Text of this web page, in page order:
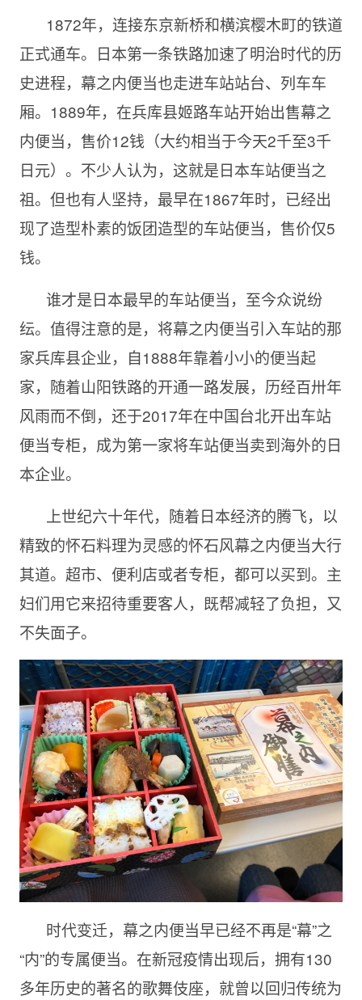
1872年，连接东京新桥和横滨樱木町的铁道
正式通车。日本第一条铁路加速了明治时代的历
史进程，幕之内便当也走进车站站台、列车车
厢。1889年，在兵库县姬路车站开始出售幕之
内便当，售价12钱（大约相当于今天2千至3千
日元）。不少人认为，这就是日本车站便当之
祖。但也有人坚持，最早在1867年时，已经出
现了造型朴素的饭团造型的车站便当，售价仅5
钱。
谁才是日本最早的车站便当，至今众说纷
纭。值得注意的是，将幕之内便当引入车站的那
家兵库县企业，自1888年靠着小小的便当起
家，随着山阳铁路的开通一路发展，历经百卅年
风雨而不倒，还于2017年在中国台北开出车站
便当专柜，成为第一家将车站便当卖到海外的日
本企业。
上世纪六十年代，随着日本经济的腾飞，以
精致的怀石料理为灵感的怀石风幕之内便当大行
其道。超市、便利店或者专柜，都可以买到。主
妇们用它来招待重要客人，既帮减轻了负担，又
不失面子。
时代变迁，幕之内便当早已经不再是“幕”之
“内”的专属便当。在新冠疫情出现后，拥有130
多年历史的著名的歌舞伎座，就曾以回归传统为